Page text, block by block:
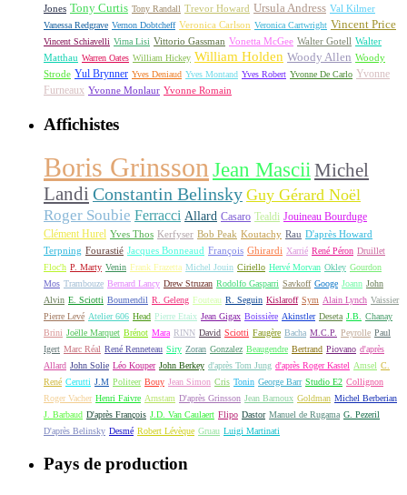
Jones Tony Curtis Tony Randall Trevor Howard Ursula Andress Val Kilmer
Vanessa Redgrave Vernon Dobtcheff Veronica Carlson Veronica Cartwright Vincent Price
Vincent Schiavelli Virna Lisi Vittorio Gassman Vonetta McGee Walter Gotell Walter
Matthau Warren Oates William Hickey William Holden Woody Allen Woody
Strode Yul Brynner Yves Deniaud Yves Montand Yves Robert Yvonne De Carlo Yvonne
Furneaux Yvonne Monlaur Yvonne Romain
Affichistes
Boris Grinsson Jean Mascii Michel
Landi Constantin Belinsky Guy Gérard Noël
Roger Soubie Ferracci Allard Casaro Tealdi Jouineau Bourduge
Clément Hurel Yves Thos Kerfyser Bob Peak Koutachy Rau D'après Howard
Terpning Fourastié Jacques Bonneaud François Ghirardi Xarrié René Péron Druillet
Floc'h P. Marty Venin Frank Frazetta Michel Jouin Ciriello Hervé Morvan Okley Gourdon
Mos Trambouze Bernard Lancy Drew Struzan Rodolfo Gasparri Savkoff Googe Joann John
Alvin E. Sciotti Boumendil R. Geleng Fouteau R. Seguin Kislaroff Sym Alain Lynch Vaissier
Pierre Levé Atelier 606 Head Pierre Etaix Jean Gigax Boissière Akinstler Deseta J.B.
Chanay
Brini Joëlle Marquet Brénot Mara RINN David Sciotti Faugère Bacha M.C.P. Peyrolle Paul
Igert Marc Réal René Renneteau Siry Zoran Gonzalez Beaugendre Bertrand Piovano d'après
Allard John Solie Léo Kouper John Berkey d'après Tom Jung d'après Roger Kastel Amsel C.
René Cerutti J.M Politeer Bouy Jean Simon Cris Tonin George Barr Studio E2 Collignon
Roger Vacher Henri Faivre Arnstam D'après Grinsson Jean Barnoux Goldman Michel Berberian
J. Barbaud D'après François J.D. Van Caulaert Flipo Dastor Manuel de Rugama G. Pezeril
D'après Belinsky Desmé Robert Lévèque Gruau Luigi Martinati
Pays de production